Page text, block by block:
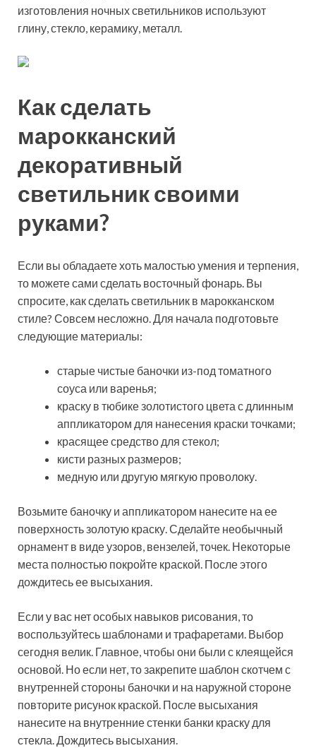
изготовления ночных светильников используют
глину, стекло, керамику, металл.
Как сделать
марокканский
декоративный
светильник своими
руками?
Если вы обладаете хоть малостью умения и терпения,
то можете сами сделать восточный фонарь. Вы
спросите, как сделать светильник в марокканском
стиле? Совсем несложно. Для начала подготовьте
следующие материалы:
старые чистые баночки из-под томатного
соуса или варенья;
краску в тюбике золотистого цвета с длинным
аппликатором для нанесения краски точками;
красящее средство для стекол;
кисти разных размеров;
медную или другую мягкую проволоку.
Возьмите баночку и аппликатором нанесите на ее
поверхность золотую краску. Сделайте необычный
орнамент в виде узоров, вензелей, точек. Некоторые
места полностью покройте краской. После этого
дождитесь ее высыхания.
Если у вас нет особых навыков рисования, то
воспользуйтесь шаблонами и трафаретами. Выбор
сегодня велик. Главное, чтобы они были с клеящейся
основой. Но если нет, то закрепите шаблон скотчем с
внутренней стороны баночки и на наружной стороне
повторите рисунок краской. После высыхания
нанесите на внутренние стенки банки краску для
стекла. Дождитесь высыхания.